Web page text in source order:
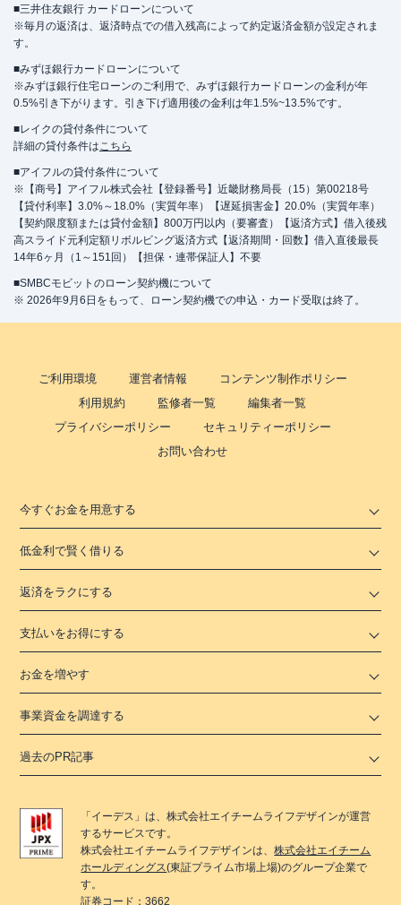
■三井住友銀行 カードローンについて
※毎月の返済は、返済時点での借入残高によって約定返済金額が設定されま
す。
■みずほ銀行カードローンについて
※みずほ銀行住宅ローンのご利用で、みずほ銀行カードローンの金利が年
0.5%引き下がります。引き下げ適用後の金利は年1.5%~13.5%です。
■レイクの貸付条件について
詳細の貸付条件はこちら
■アイフルの貸付条件について
※【商号】アイフル株式会社【登録番号】近畿財務局長（15）第00218号
【貸付利率】3.0%～18.0%（実質年率）【遅延損害金】20.0%（実質年率）
【契約限度額または貸付金額】800万円以内（要審査）【返済方式】借入後残
高スライド元利定額リボルビング返済方式【返済期間・回数】借入直後最長
14年6ヶ月（1～151回）【担保・連帯保証人】不要
■SMBCモビットのローン契約機について
※ 2026年9月6日をもって、ローン契約機での申込・カード受取は終了。
ご利用環境 運営者情報
コンテンツ制作ポリシー
利用規約
監修者一覧
編集者一覧
プライバシーポリシー
セキュリティーポリシー
お問い合わせ
今すぐお金を用意する
低金利で賢く借りる
返済をラクにする
支払いをお得にする
お金を増やす
事業資金を調達する
過去のPR記事
「 イーデス 」は、株式会社エイチームライフデザインが運営
するサービスです。
株式会社エイチームライフデザインは、株式会社エイチーム
ホールディングス(東証プライム市場上場)のグループ企業で
す。
証券コード：3662